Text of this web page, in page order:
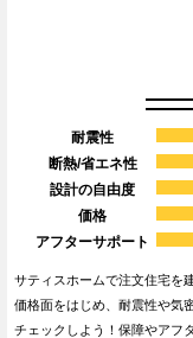
耐震性
断熱/省エネ性
設計の自由度
価格
アフターサポート
サティスホームで注文住宅を
価格面をはじめ、耐震性や気
チェックしよう！保障やアフ